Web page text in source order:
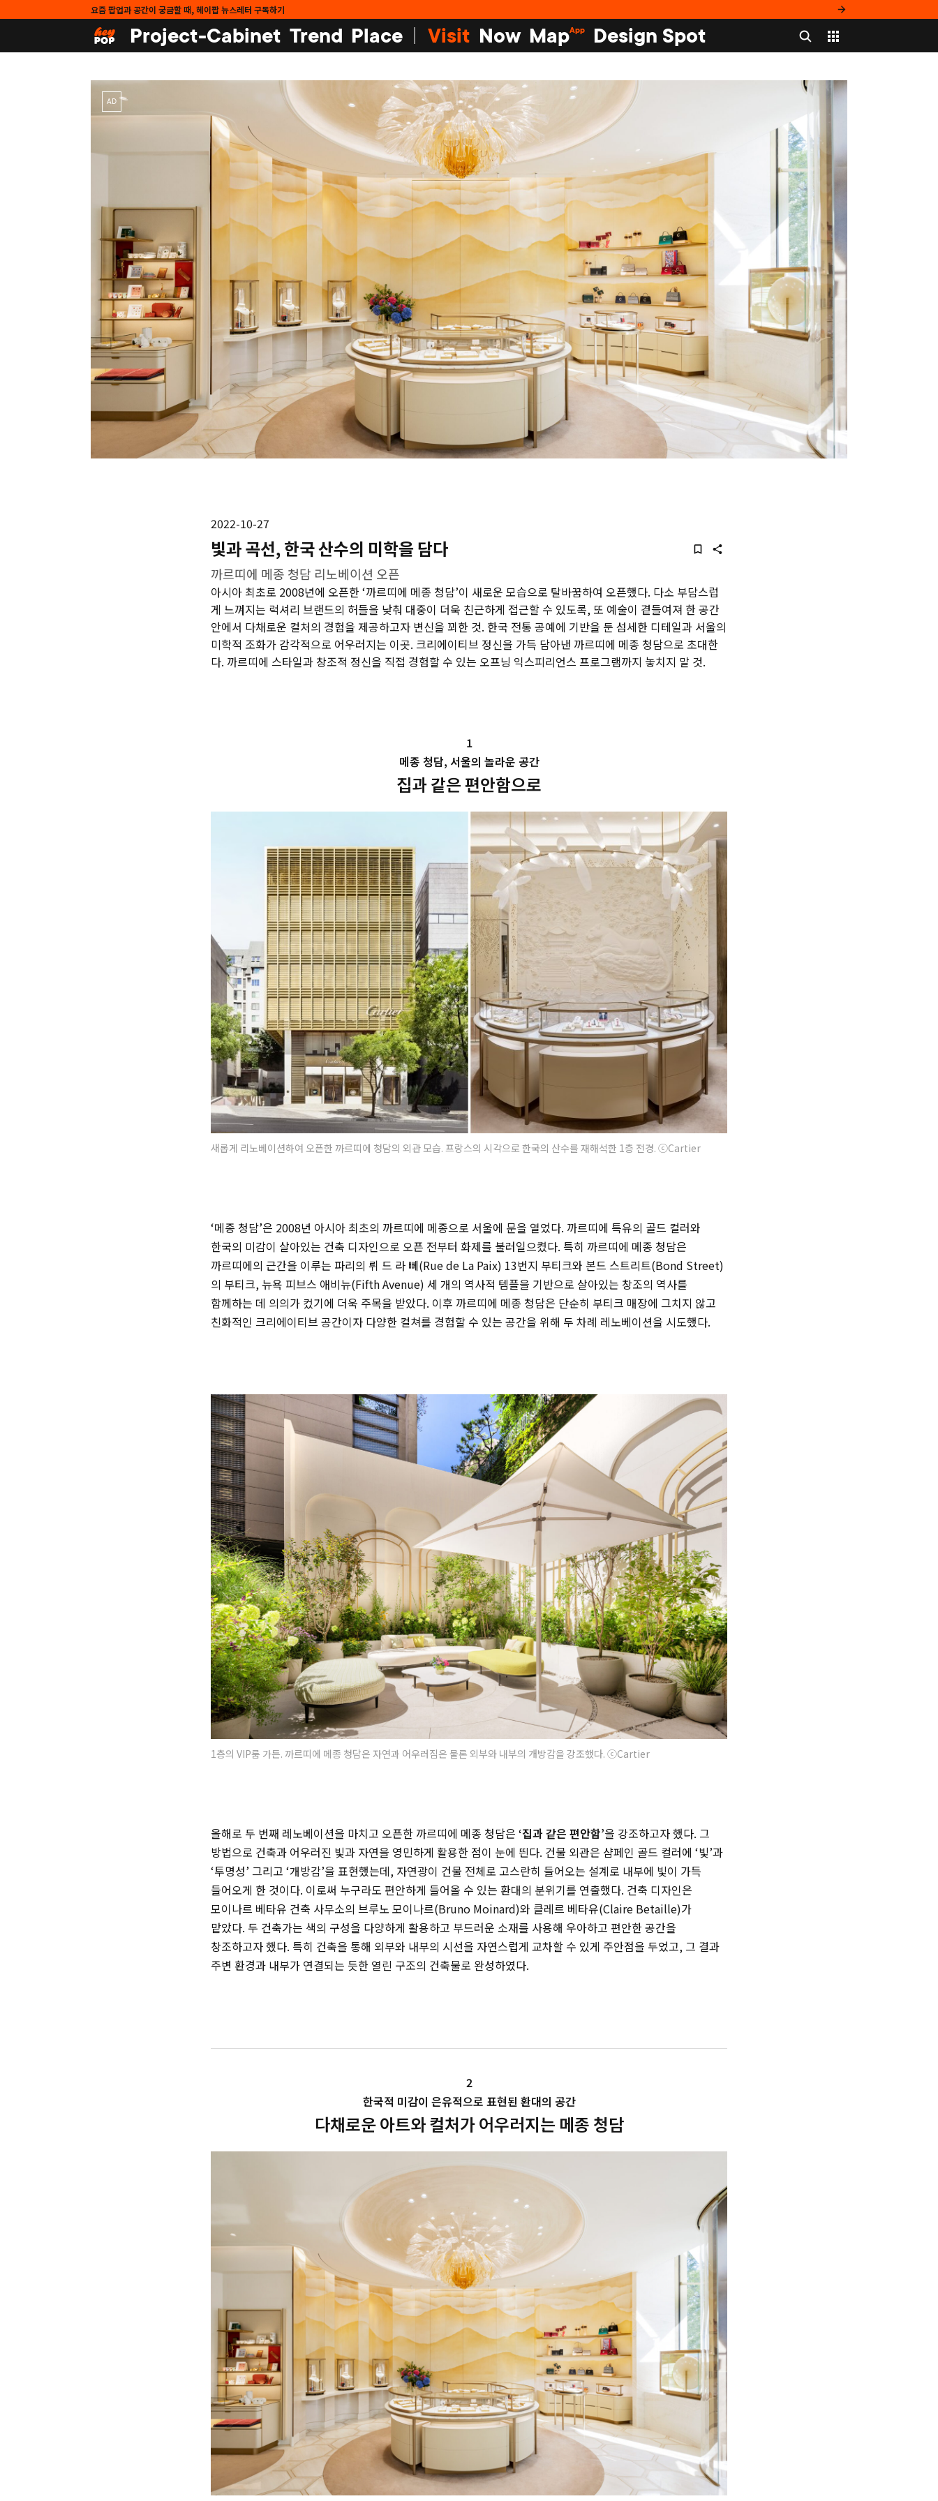
요즘 팝업과 공간이 궁금할 때, 헤이팝 뉴스레터 구독하기
Project-Cabinet Trend Place Visit Now MapApp Design Spot
AD
2022-10-27
빛과 곡선, 한국 산수의 미학을 담다
까르띠에 메종 청담 리노베이션 오픈
아시아 최초로 2008년에 오픈한 ‘까르띠에 메종 청담’이 새로운 모습으로 탈바꿈하여 오픈했다. 다소 부담스럽
게 느껴지는 럭셔리 브랜드의 허들을 낮춰 대중이 더욱 친근하게 접근할 수 있도록, 또 예술이 곁들여져 한 공간
안에서 다채로운 컬처의 경험을 제공하고자 변신을 꾀한 것. 한국 전통 공예에 기반을 둔 섬세한 디테일과 서울의
미학적 조화가 감각적으로 어우러지는 이곳. 크리에이티브 정신을 가득 담아낸 까르띠에 메종 청담으로 초대한
다. 까르띠에 스타일과 창조적 정신을 직접 경험할 수 있는 오프닝 익스피리언스 프로그램까지 놓치지 말 것.
1
메종 청담, 서울의 놀라운 공간
집과 같은 편안함으로
새롭게 리노베이션하여 오픈한 까르띠에 청담의 외관 모습. 프랑스의 시각으로 한국의 산수를 재해석한 1층 전경. ⓒCartier
‘메종 청담’은 2008년 아시아 최초의 까르띠에 메종으로 서울에 문을 열었다. 까르띠에 특유의 골드 컬러와
한국의 미감이 살아있는 건축 디자인으로 오픈 전부터 화제를 불러일으켰다. 특히 까르띠에 메종 청담은
까르띠에의 근간을 이루는 파리의 뤼 드 라 뻬(Rue de La Paix) 13번지 부티크와 본드 스트리트(Bond Street)
의 부티크, 뉴욕 피브스 애비뉴(Fifth Avenue) 세 개의 역사적 템플을 기반으로 살아있는 창조의 역사를
함께하는 데 의의가 컸기에 더욱 주목을 받았다. 이후 까르띠에 메종 청담은 단순히 부티크 매장에 그치지 않고
친화적인 크리에이티브 공간이자 다양한 컬쳐를 경험할 수 있는 공간을 위해 두 차례 레노베이션을 시도했다.
1층의 VIP룸 가든. 까르띠에 메종 청담은 자연과 어우러짐은 물론 외부와 내부의 개방감을 강조했다. ⓒCartier
올해로 두 번째 레노베이션을 마치고 오픈한 까르띠에 메종 청담은 ‘집과 같은 편안함’을 강조하고자 했다. 그
방법으로 건축과 어우러진 빛과 자연을 영민하게 활용한 점이 눈에 띈다. 건물 외관은 샴페인 골드 컬러에 ‘빛’과
‘투명성’ 그리고 ‘개방감’을 표현했는데, 자연광이 건물 전체로 고스란히 들어오는 설계로 내부에 빛이 가득
들어오게 한 것이다. 이로써 누구라도 편안하게 들어올 수 있는 환대의 분위기를 연출했다. 건축 디자인은
모이나르 베타유 건축 사무소의 브루노 모이나르(Bruno Moinard)와 클레르 베타유(Claire Betaille)가
맡았다. 두 건축가는 색의 구성을 다양하게 활용하고 부드러운 소재를 사용해 우아하고 편안한 공간을
창조하고자 했다. 특히 건축을 통해 외부와 내부의 시선을 자연스럽게 교차할 수 있게 주안점을 두었고, 그 결과
주변 환경과 내부가 연결되는 듯한 열린 구조의 건축물로 완성하였다.
2
한국적 미감이 은유적으로 표현된 환대의 공간
다채로운 아트와 컬처가 어우러지는 메종 청담